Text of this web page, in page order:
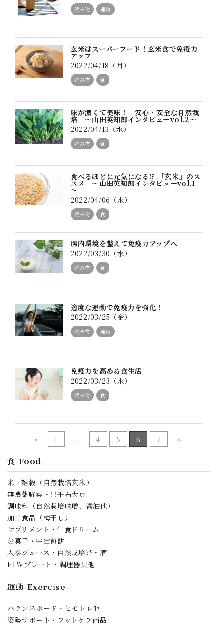
読み物 運動
玄米はスーパーフード！玄米食で免疫力
アップ
2022/04/18（月）
読み物 食
味が濃くて美味！ 安心・安全な自然栽
培 ～山田英知郎インタビューvol.2～
2022/04/13（水）
読み物 食
食べるほどに元気になる!? 「玄米」のス
スメ ～山田英知郎インタビューvol.1
～
2022/04/06（水）
読み物 食
腸内環境を整えて免疫力アップへ
2022/03/30（水）
読み物 食
適度な運動で免疫力を強化！
2022/03/25（金）
読み物 運動
免疫力を高める食生活
2022/03/23（水）
読み物 食
« 1 ... 4 5 6 7 »
食-Food-
米・雑穀（自然栽培玄米）
無農薬野菜・黒千石大豆
調味料（自然栽培味噌、醤油他）
加工食品（梅干し）
サプリメント・生食ドリーム
お菓子・宇宙煎餅
人参ジュース・自然栽培茶・酒
FTWプレート・調理器具他
運動-Exercise-
バランスボード・ヒモトレ他
姿勢サポート・フットケア商品